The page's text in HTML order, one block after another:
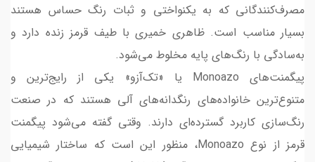
مصرف‌کنندگانی که به یکنواختی و ثبات رنگ حساس هستند
بسیار مناسب است. ظاهری خمیری با طیف قرمز زنده دارد و
به‌سادگی با رنگ‌های پایه مخلوط می‌شود.
پیگمنت‌های Monoazo یا «تک‌آزو» یکی از رایج‌ترین و
متنوع‌ترین خانواده‌های رنگدانه‌های آلی هستند که در صنعت
رنگ‌سازی کاربرد گسترده‌ای دارند. وقتی گفته می‌شود پیگمنت
قرمز از نوع Monoazo، منظور این است که ساختار شیمیایی